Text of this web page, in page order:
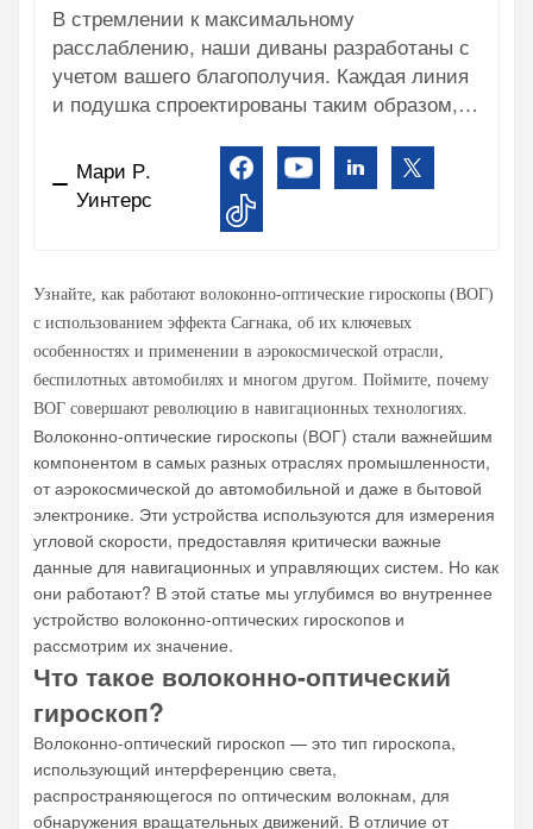
В стремлении к максимальному
расслаблению, наши диваны разработаны с
учетом вашего благополучия. Каждая линия
и подушка спроектированы таким образом,
вашего тела, создавая ощущение комфорта,
словно он создан специально для вас. Мы
глубоко изучаем науку о сиденьях, чтобы
почувствуете, как мир исчезает. Вы можете
собрать диван сразу или добавлять новые
элементы постепенно. Если вы измените
свое пространство, вы всегда сможете
изменить форму.
Мари Р.
Уинтерс
Узнайте, как работают волоконно-оптические гироскопы (ВОГ)
с использованием эффекта Сагнака, об их ключевых
особенностях и применении в аэрокосмической отрасли,
беспилотных автомобилях и многом другом. Поймите, почему
ВОГ совершают революцию в навигационных технологиях.
Волоконно-оптические гироскопы (ВОГ) стали важнейшим
компонентом в самых разных отраслях промышленности,
от аэрокосмической до автомобильной и даже в бытовой
электронике. Эти устройства используются для измерения
угловой скорости, предоставляя критически важные
данные для навигационных и управляющих систем. Но как
они работают? В этой статье мы углубимся во внутреннее
устройство волоконно-оптических гироскопов и
рассмотрим их значение.
Что такое волоконно-оптический
гироскоп?
Волоконно-оптический гироскоп — это тип гироскопа,
использующий интерференцию света,
распространяющегося по оптическим волокнам, для
обнаружения вращательных движений. В отличие от